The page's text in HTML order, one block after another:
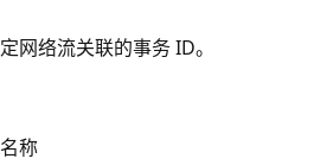
网络流关联的事务 ID。
称